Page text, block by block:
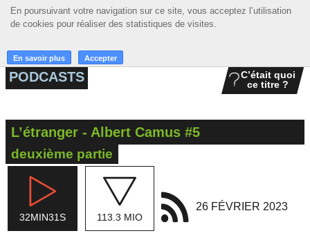
En poursuivant votre navigation sur ce site, vous acceptez l’utilisation
de cookies pour réaliser des statistiques de visites.
En savoir plus Accepter
En poursuivant votre navigation sur ce site, vous acceptez l’utilisation
de cookies pour réaliser des statistiques de visites.
En savoir plus Accepter
☰ MENU
ACCUEIL
ACTIONS
PODCASTS
C’était quoi
ce titre ?
L’étranger - Albert Camus #5
deuxième partie
32MIN31S 113.3 MIO
26 FÉVRIER 2023